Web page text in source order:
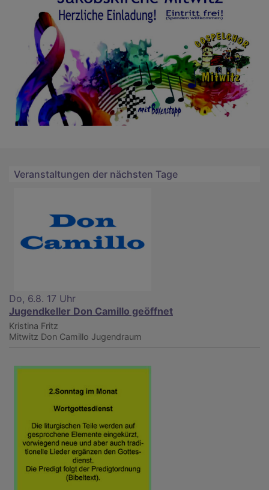
Veranstaltungen der nächsten Tage
Do, 6.8. 17 Uhr
Jugendkeller Don Camillo geöffnet
Kristina Fritz
Mitwitz Don Camillo Jugendraum